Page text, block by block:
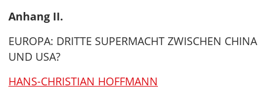
Anhang II.
EUROPA: DRITTE SUPERMACHT ZWISCHEN CHINA
UND USA?
HANS-CHRISTIAN HOFFMANN